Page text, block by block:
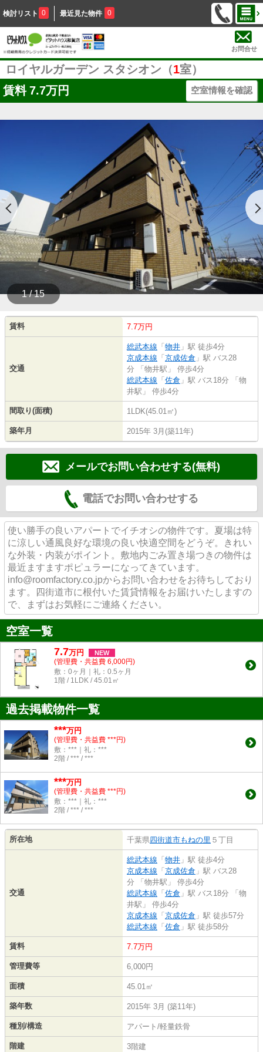
検討リスト 0 最近見た物件 0
お問合せ
ロイヤルガーデン スタシオン（1室）
賃料 7.7万円 空室情報を確認
1 / 15
賃料 7.7万円
交通
総武本線 「 物井 」駅 徒歩4分
京成本線 「 京成佐倉 」駅 バス28
分 「物井駅」 停歩4分
総武本線 「 佐倉 」駅 バス18分 「物
井駅」 停歩4分
間取り(面積) 1LDK(45.01㎡)
築年月 2015年 3月(築11年)
メールでお問い合わせする(無料)
電話でお問い合わせする
使い勝手の良いアパートでイチオシの物件です。夏場は特
に涼しい通風良好な環境の良い快適空間をどうぞ。きれい
な外装・内装がポイント。敷地内ごみ置き場つきの物件は
最近ますますポピュラーになってきています。
info@roomfactory.co.jpからお問い合わせをお待ちしており
ます。四街道市に根付いた賃貸情報をお届けいたしますの
で、まずはお気軽にご連絡ください。
空室一覧
7.7万円 NEW
(管理費・共益費 6,000円)
敷：0ヶ月｜礼：0.5ヶ月
1階 / 1LDK / 45.01㎡
過去掲載物件一覧
***万円
(管理費・共益費 ***円)
敷：***｜礼：***
2階 / *** / ***
***万円
(管理費・共益費 ***円)
敷：***｜礼：***
2階 / *** / ***
所在地 千葉県四街道市もねの里 ５丁目
交通
総武本線 「 物井 」駅 徒歩4分
京成本線 「 京成佐倉 」駅 バス28
分 「物井駅」 停歩4分
総武本線 「 佐倉 」駅 バス18分 「物
井駅」 停歩4分
京成本線 「 京成佐倉 」駅 徒歩57分
総武本線 「 佐倉 」駅 徒歩58分
賃料 7.7万円
管理費等 6,000円
面積 45.01㎡
築年数 2015年 3月 (築11年)
種別/構造 アパート/軽量鉄骨
階建 3階建